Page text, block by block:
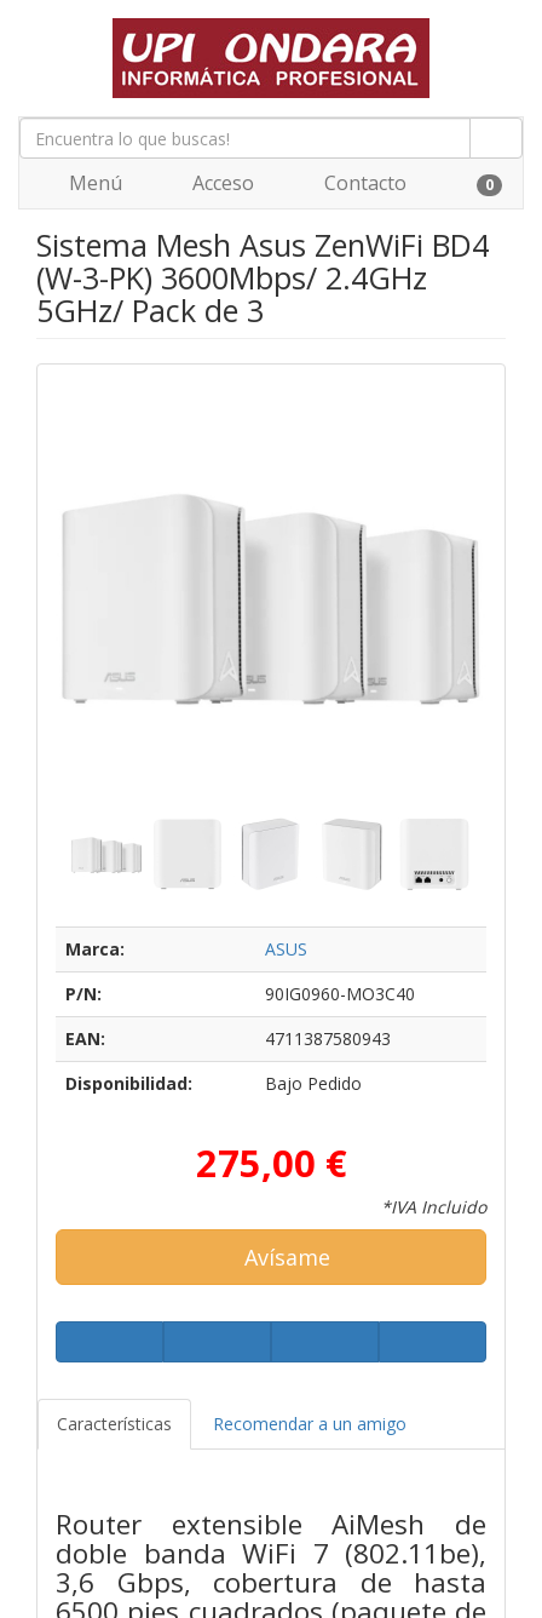
Menú Acceso Contacto 0
Sistema Mesh Asus ZenWiFi BD4
(W-3-PK) 3600Mbps/ 2.4GHz
5GHz/ Pack de 3
Marca:
ASUS
P/N:
90IG0960-MO3C40
EAN:
4711387580943
Disponibilidad:
Bajo Pedido
275,00 €
*IVA Incluido
Avísame
Características Recomendar a un amigo
Router extensible AiMesh de
doble banda WiFi 7 (802.11be),
3,6 Gbps, cobertura de hasta